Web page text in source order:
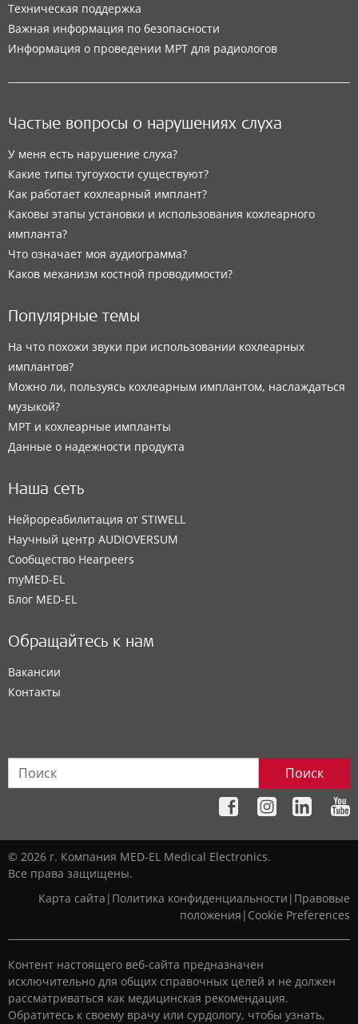
Техническая поддержка
Важная информация по безопасности
Информация о проведении МРТ для радиологов
Частые вопросы о нарушениях слуха
У меня есть нарушение слуха?
Какие типы тугоухости существуют?
Как работает кохлеарный имплант?
Каковы этапы установки и использования кохлеарного
импланта?
Что означает моя аудиограмма?
Каков механизм костной проводимости?
Популярные темы
На что похожи звуки при использовании кохлеарных
имплантов?
Можно ли, пользуясь кохлеарным имплантом, наслаждаться
музыкой?
МРТ и кохлеарные импланты
Данные о надежности продукта
Наша сеть
Нейрореабилитация от STIWELL
Научный центр AUDIOVERSUM
Сообщество Hearpeers
myMED‑EL
Блог MED-EL
Обращайтесь к нам
Вакансии
Контакты
Поиск
© 2026 г. Компания MED-EL Medical Electronics.
Все права защищены.
Карта сайта | Политика конфиденциальности | Правовые
положения | Cookie Preferences
Контент настоящего веб-сайта предназначен
исключительно для общих справочных целей и не должен
рассматриваться как медицинская рекомендация.
Обратитесь к своему врачу или сурдологу, чтобы узнать,